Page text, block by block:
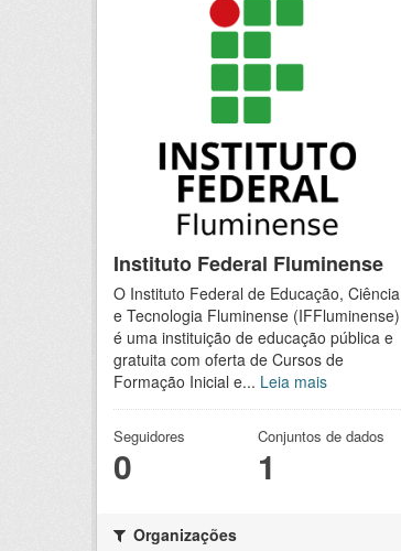
Instituto Federal Fluminense
O Instituto Federal de Educação, Ciência
e Tecnologia Fluminense (IFFluminense)
é uma instituição de educação pública e
gratuita com oferta de Cursos de
Formação Inicial e... Leia mais
Seguidores
0
Conjuntos de dados
1
Organizações